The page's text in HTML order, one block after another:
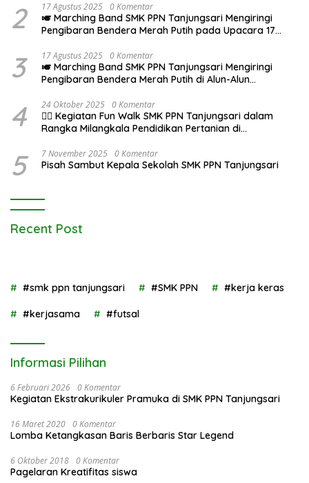
2 17 Agustus 2025 0 Komentar
🎺 Marching Band SMK PPN Tanjungsari Mengiringi
Pengibaran Bendera Merah Putih pada Upacara 17
3 17 Agustus 2025 0 Komentar
🎺 Marching Band SMK PPN Tanjungsari Mengiringi
Pengibaran Bendera Merah Putih di Alun-Alun
4 24 Oktober 2025 0 Komentar
🚶‍♂️ Kegiatan Fun Walk SMK PPN Tanjungsari dalam
Rangka Milangkala Pendidikan Pertanian di
5 7 November 2025 0 Komentar
Pisah Sambut Kepala Sekolah SMK PPN Tanjungsari
Recent Post
#smk ppn tanjungsari #SMK PPN #kerja keras
#kerjasama #futsal
Informasi Pilihan
6 Februari 2026 0 Komentar
Kegiatan Ekstrakurikuler Pramuka di SMK PPN Tanjungsari
16 Maret 2020 0 Komentar
Lomba Ketangkasan Baris Berbaris Star Legend
6 Oktober 2018 0 Komentar
Pagelaran Kreatifitas siswa